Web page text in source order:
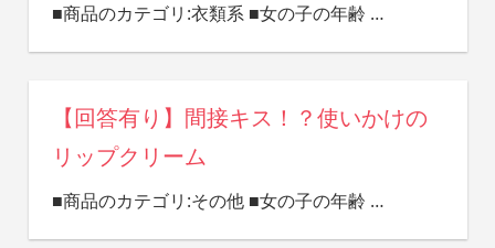
■商品のカテゴリ:衣類系 ■女の子の年齢 …
【回答有り】間接キス！？使いかけの
リップクリーム
■商品のカテゴリ:その他 ■女の子の年齢 …